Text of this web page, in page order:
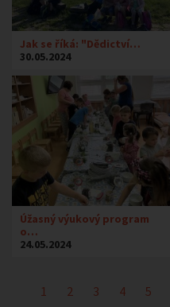
Jak se říká: "Dědictví…
30.05.2024
Úžasný výukový program
o…
24.05.2024
1 2 3 4 5